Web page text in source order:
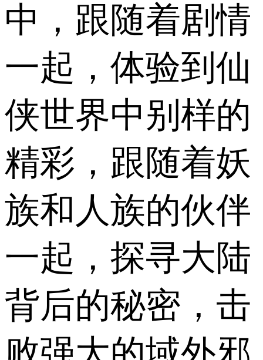
中，跟随着剧情
一起，体验到仙
侠世界中别样的
精彩，跟随着妖
族和人族的伙伴
一起，探寻大陆
背后的秘密，击